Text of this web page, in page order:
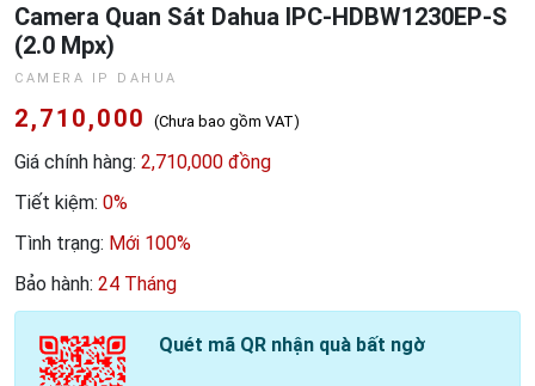
Camera Quan Sát Dahua IPC-HDBW1230EP-S
(2.0 Mpx)
CAMERA IP DAHUA
2,710,000 (Chưa bao gồm VAT)
Giá chính hàng: 2,710,000 đồng
Tiết kiệm: 0%
Tình trạng: Mới 100%
Bảo hành: 24 Tháng
Quét mã QR nhận quà bất ngờ